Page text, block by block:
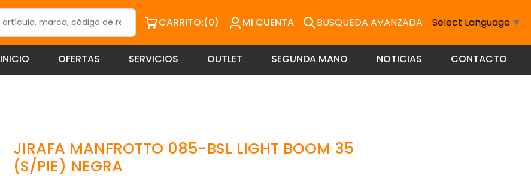
CARRITO:(0) MI CUENTA BUSQUEDA AVANZADA Select Language ▼
INICIO OFERTAS SERVICIOS OUTLET SEGUNDA MANO NOTICIAS CONTACTO
JIRAFA MANFROTTO 085-BSL LIGHT BOOM 35
(S/PIE) NEGRA